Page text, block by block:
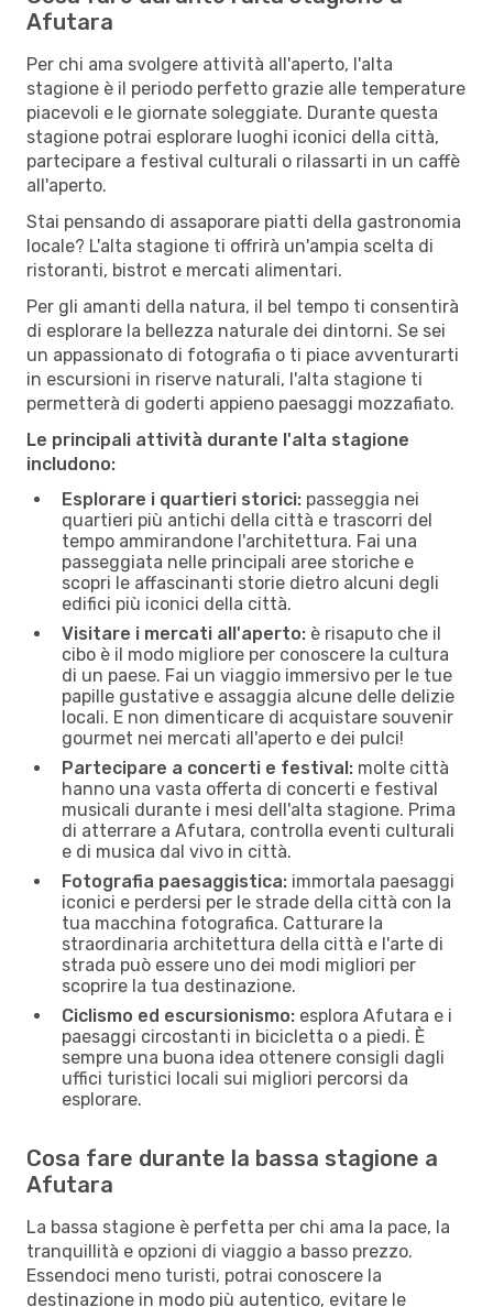
Afutara
Per chi ama svolgere attività all'aperto, l'alta
stagione è il periodo perfetto grazie alle temperature
piacevoli e le giornate soleggiate. Durante questa
stagione potrai esplorare luoghi iconici della città,
partecipare a festival culturali o rilassarti in un caffè
all'aperto.
Stai pensando di assaporare piatti della gastronomia
locale? L'alta stagione ti offrirà un'ampia scelta di
ristoranti, bistrot e mercati alimentari.
Per gli amanti della natura, il bel tempo ti consentirà
di esplorare la bellezza naturale dei dintorni. Se sei
un appassionato di fotografia o ti piace avventurarti
in escursioni in riserve naturali, l'alta stagione ti
permetterà di goderti appieno paesaggi mozzafiato.
Le principali attività durante l'alta stagione
includono:
Esplorare i quartieri storici: passeggia nei
quartieri più antichi della città e trascorri del
tempo ammirandone l'architettura. Fai una
passeggiata nelle principali aree storiche e
scopri le affascinanti storie dietro alcuni degli
edifici più iconici della città.
Visitare i mercati all'aperto: è risaputo che il
cibo è il modo migliore per conoscere la cultura
di un paese. Fai un viaggio immersivo per le tue
papille gustative e assaggia alcune delle delizie
locali. E non dimenticare di acquistare souvenir
gourmet nei mercati all'aperto e dei pulci!
Partecipare a concerti e festival: molte città
hanno una vasta offerta di concerti e festival
musicali durante i mesi dell'alta stagione. Prima
di atterrare a Afutara, controlla eventi culturali
e di musica dal vivo in città.
Fotografia paesaggistica: immortala paesaggi
iconici e perdersi per le strade della città con la
tua macchina fotografica. Catturare la
straordinaria architettura della città e l'arte di
strada può essere uno dei modi migliori per
scoprire la tua destinazione.
Ciclismo ed escursionismo: esplora Afutara e i
paesaggi circostanti in bicicletta o a piedi. È
sempre una buona idea ottenere consigli dagli
uffici turistici locali sui migliori percorsi da
esplorare.
Cosa fare durante la bassa stagione a
Afutara
La bassa stagione è perfetta per chi ama la pace, la
tranquillità e opzioni di viaggio a basso prezzo.
Essendoci meno turisti, potrai conoscere la
destinazione in modo più autentico, evitare le